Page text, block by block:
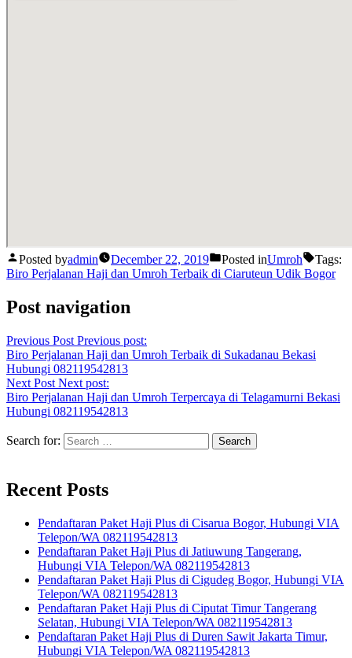
Posted byadmin December 22, 2019 Posted inUmroh
Tags:
Biro Perjalanan Haji dan Umroh Terbaik di Ciaruteun Udik Bogor
Post navigation
Previous Post Previous post:
Biro Perjalanan Haji dan Umroh Terbaik di Sukadanau Bekasi
Hubungi 082119542813
Next Post Next post:
Biro Perjalanan Haji dan Umroh Terpercaya di Telagamurni Bekasi
Hubungi 082119542813
Search for:
Recent Posts
Pendaftaran Paket Haji Plus di Cisarua Bogor, Hubungi VIA
Telepon/WA 082119542813
Pendaftaran Paket Haji Plus di Jatiuwung Tangerang,
Hubungi VIA Telepon/WA 082119542813
Pendaftaran Paket Haji Plus di Cigudeg Bogor, Hubungi VIA
Telepon/WA 082119542813
Pendaftaran Paket Haji Plus di Ciputat Timur Tangerang
Selatan, Hubungi VIA Telepon/WA 082119542813
Pendaftaran Paket Haji Plus di Duren Sawit Jakarta Timur,
Hubungi VIA Telepon/WA 082119542813